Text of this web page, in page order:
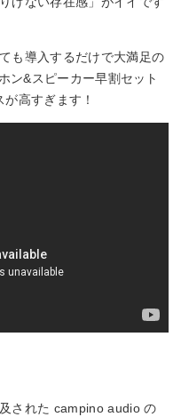
も導入するだけで大満足の
ン&スピーカー早割セット
高すぎます！
された campino audio の